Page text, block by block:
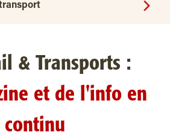
& Transports :
et de l'info en
continu